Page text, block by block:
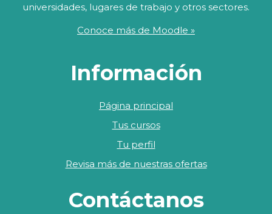
universidades, lugares de trabajo y otros sectores.
Conoce más de Moodle »
Información
Página principal
Tus cursos
Tu perfil
Revisa más de nuestras ofertas
Contáctanos